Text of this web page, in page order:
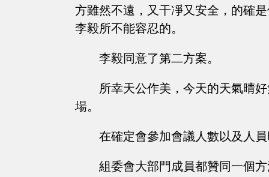
方雖然不遠，又干凈又安全，的確
李毅所不能容忍的。
李毅同意了第二方案。
所幸天公作美，今天的天氣晴
場。
在確定會參加會議人數以及人
組委會大部門成員都贊同一個